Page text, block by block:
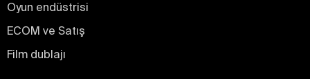
Oyun endüstrisi
ECOM ve Satış
Film dublajı